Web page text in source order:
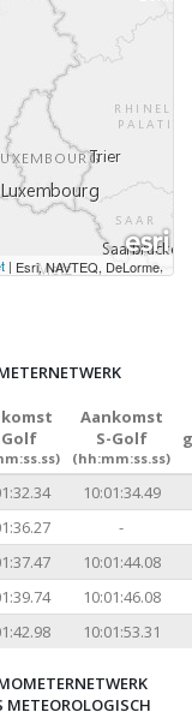
| Esri, NAVTEQ, DeLorme,
Golf
Aankomst
S-Golf
(hh:mm:ss.ss)
10:01:34.49
-
10:01:44.08
10:01:46.08
10:01:53.31